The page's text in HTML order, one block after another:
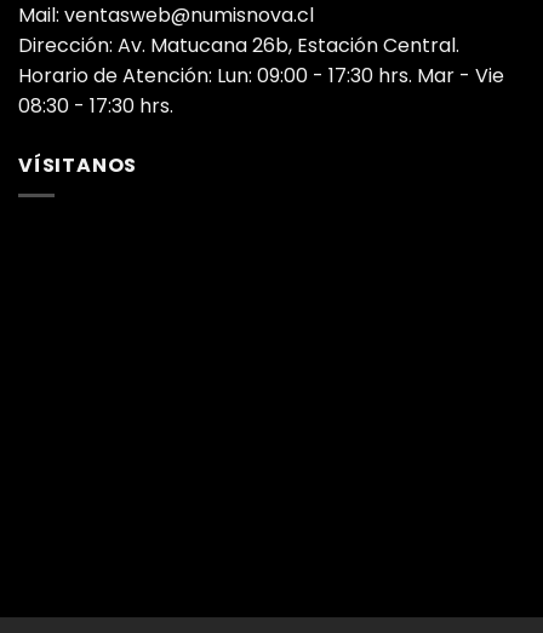
Mail: ventasweb@numisnova.cl
Dirección: Av. Matucana 26b, Estación Central.
Horario de Atención: Lun: 09:00 - 17:30 hrs. Mar - Vie
08:30 - 17:30 hrs.
VÍSITANOS